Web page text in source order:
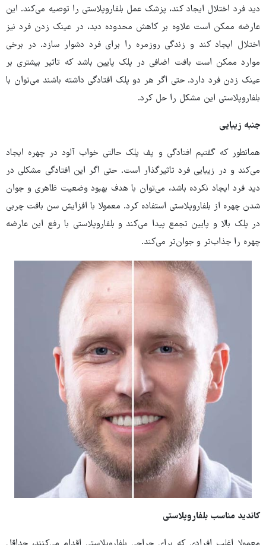
دید فرد اختلال ایجاد کند،‌ پزشک عمل بلفاروپلاستی را توصیه می‌کند. این
عارضه ممکن است علاوه بر کاهش محدوده دید،‌ در عینک زدن فرد نیز
اختلال ایجاد کند و زندگی روزمره را برای فرد دشوار سازد. در برخی
موارد ممکن است بافت اضافی در پلک پایین باشد که تاثیر بیشتری بر
عینک زدن فرد دارد. حتی اگر هر دو پلک افتادگی داشته باشند می‌توان با
بلفاروپلاستی این مشکل را حل کرد.
جنبه زیبایی
همانطور که گفتیم افتادگی و پف پلک حالتی خواب آلود در چهره ایجاد
می‌کند و در زیبایی فرد تاثیرگذار است. حتی اگر این افتادگی مشکلی در
دید فرد ایجاد نکرده باشد،‌ می‌توان با هدف بهبود وضعیت ظاهری و جوان
شدن چهره از بلفاروپلاستی استفاده کرد. معمولا با افزایش سن بافت چربی
در پلک بالا و پایین تجمع پیدا می‌کند و بلفاروپلاستی با رفع این عارضه
چهره را جذاب‌تر و جوان‌تر می‌کند.
کاندید مناسب بلفاروپلاستی